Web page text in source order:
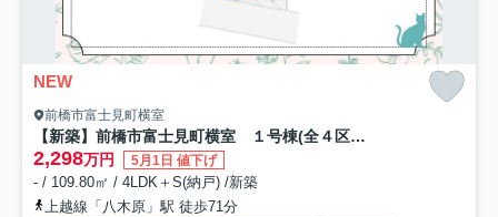
NEW
前橋市富士見町横室
【新築】前橋市富士見町横室 １号棟(全４区画) 新築建売分譲
2,298万円 5月1日 値下げ
- / 109.80㎡ / 4LDK＋S(納戸) /新築
上越線「八木原」駅 徒歩71分